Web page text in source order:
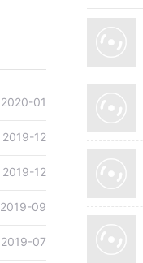
2020-01
2019-12
2019-12
2019-09
2019-07